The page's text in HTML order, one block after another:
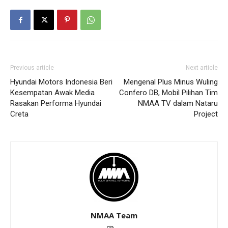
Previous article
Hyundai Motors Indonesia Beri
Kesempatan Awak Media
Rasakan Performa Hyundai
Creta
Next article
Mengenal Plus Minus Wuling
Confero DB, Mobil Pilihan Tim
NMAA TV dalam Nataru
Project
NMAA Team